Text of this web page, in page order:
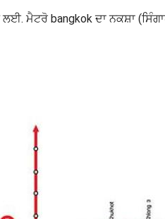
ਲਈ. ਮੈਟਰੋ bangkok ਦਾ ਨਕਸ਼ਾ